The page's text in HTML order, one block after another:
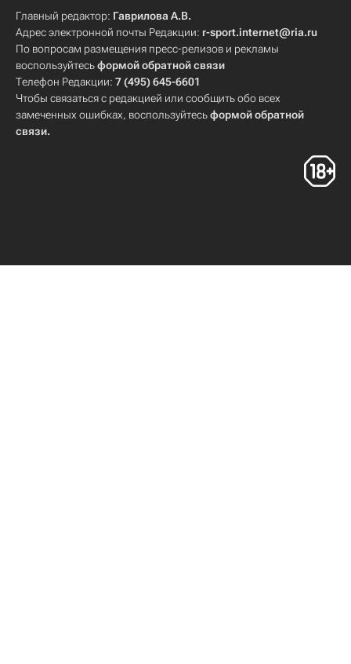
Главный редактор: Гаврилова А.В.
Адрес электронной почты Редакции: r-sport.internet@ria.ru
По вопросам размещения пресс-релизов и рекламы
воспользуйтесьформой обратной связи
Телефон Редакции: 7 (495) 645-6601
Чтобы связаться с редакцией или сообщить обо всех
замеченных ошибках, воспользуйтесьформой обратной
связи.